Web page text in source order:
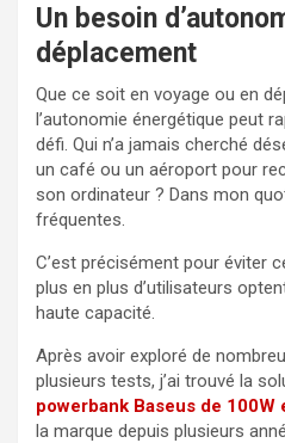
Un besoin
déplacement
Que ce soit en voyage ou en
l’autonomie énergétique peut
défi. Qui n’a jamais cherché
un café ou un aéroport pour
son ordinateur ? Dans mon
fréquentes.
C’est précisément pour éviter
plus en plus d’utilisateurs
haute capacité.
Après avoir exploré de
plusieurs tests, j’ai trouvé la
powerbank Baseus de 100W
la marque depuis plusieurs